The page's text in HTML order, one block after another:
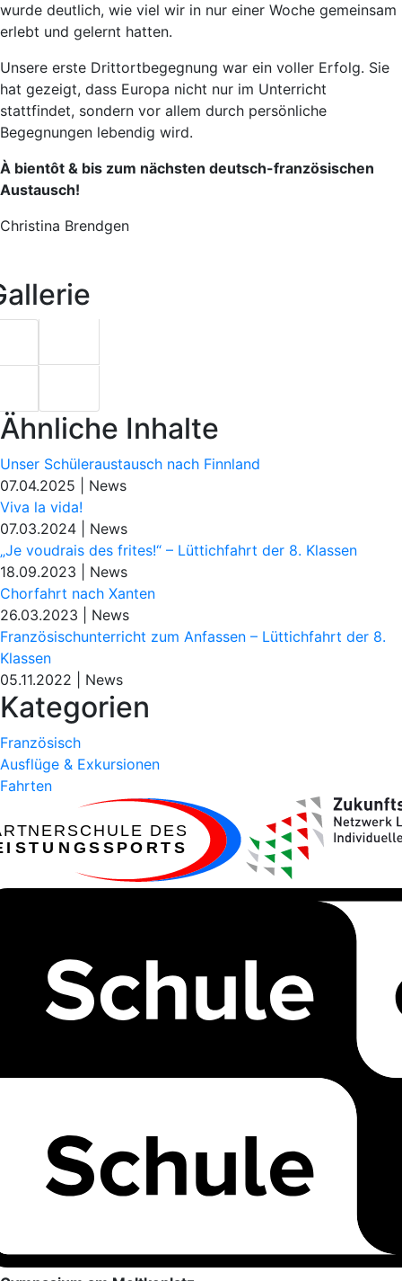
wurde deutlich, wie viel wir in nur einer Woche gemeinsam
erlebt und gelernt hatten.
Unsere erste Drittortbegegnung war ein voller Erfolg. Sie
hat gezeigt, dass Europa nicht nur im Unterricht
stattfindet, sondern vor allem durch persönliche
Begegnungen lebendig wird.
À bientôt & bis zum nächsten deutsch-französischen
Austausch!
Christina Brendgen
Ähnliche Inhalte
Unser Schüleraustausch nach Finnland
07.04.2025
News
Viva la vida!
07.03.2024
News
„Je voudrais des frites!“ – Lüttichfahrt der 8. Klassen
18.09.2023
News
Chorfahrt nach Xanten
26.03.2023
News
Französischunterricht zum Anfassen – Lüttichfahrt der 8.
Klassen
05.11.2022
News
Kategorien
Französisch
Ausflüge & Exkursionen
Fahrten
ARTNERSCHULE DES
EISTUNGSSPORTS